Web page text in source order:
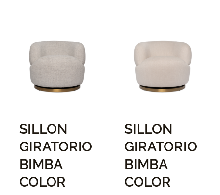
SILLON
GIRATORIO
BIMBA
COLOR
SILLON
GIRATORIO
BIMBA
COLOR